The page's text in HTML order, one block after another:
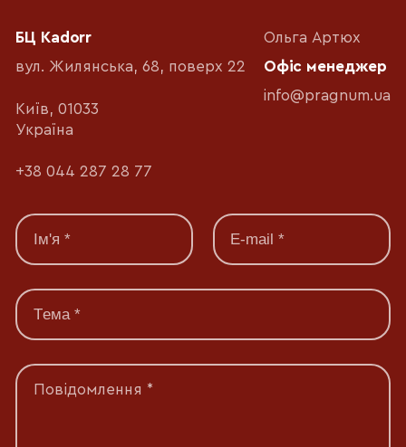
БЦ Kadorr
вул. Жилянська, 68, поверх 22
Київ, 01033
Україна
+38 044 287 28 77
Ольга Артюх
Офіс менеджер
info@pragnum.ua
Повідомлення *